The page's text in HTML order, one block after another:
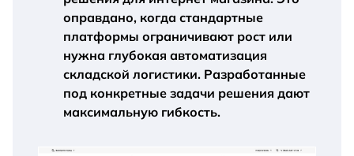
оправдано, когда стандартные
платформы ограничивают рост или
нужна глубокая автоматизация
складской логистики. Разработанные
под конкретные задачи решения дают
максимальную гибкость.